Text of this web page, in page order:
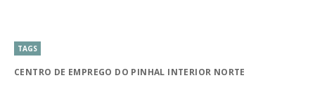
TAGS
CENTRO DE EMPREGO DO PINHAL INTERIOR NORTE